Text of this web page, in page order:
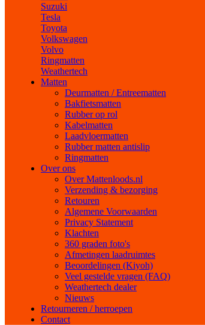
Suzuki
Tesla
Toyota
Volkswagen
Volvo
Ringmatten
Weathertech
Matten
Deurmatten / Entreematten
Bakfietsmatten
Rubber op rol
Kabelmatten
Laadvloermatten
Rubber matten antislip
Ringmatten
Over ons
Over Mattenloods.nl
Verzending & bezorging
Retouren
Algemene Voorwaarden
Privacy Statement
Klachten
360 graden foto's
Afmetingen laadruimtes
Beoordelingen (Kiyoh)
Veel gestelde vragen (FAQ)
Weathertech dealer
Nieuws
Retourneren / herroepen
Contact